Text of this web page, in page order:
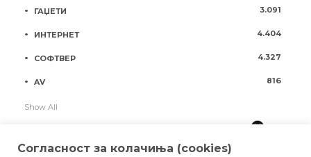
ГАЏЕТИ 3.091
ИНТЕРНЕТ 4.404
СОФТВЕР 4.327
AV 816
Show All
Согласност за колачиња (cookies)